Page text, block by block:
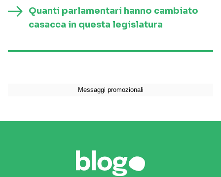
Quanti parlamentari hanno cambiato
casacca in questa legislatura